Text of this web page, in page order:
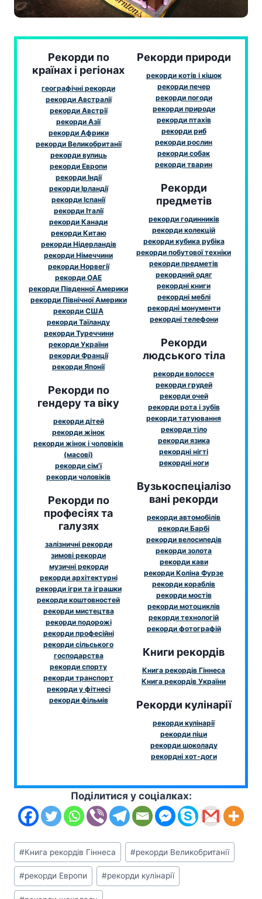
Рекорди по
країнах і регіонах
географічні рекорди
рекорди Австралії
рекорди Австрії
рекорди Азії
рекорди Африки
рекорди Великобританії
рекорди вулиць
рекорди Европи
рекорди Індії
рекорди Ірландії
рекорди Іспанії
рекорди Італії
рекорди Канади
рекорди Китаю
рекорди Нідерландів
рекорди Німеччини
рекорди Норвегії
рекорди ОАЕ
рекорди Південної Америки
рекорди Північної Америки
рекорди США
рекорди Таїланду
рекорди Туреччини
рекорди України
рекорди Франції
рекорди Японії
Рекорди по
гендеру та віку
рекорди дітей
рекорди жінок
рекорди жінок і чоловіків
(масові)
рекорди сім'ї
рекорди чоловіків
Рекорди по
професіях та
галузях
залізничні рекорди
зимові рекорди
музичні рекорди
рекорди архітектурні
рекорди ігри та іграшки
рекорди коштовностей
рекорди мистецтва
рекорди подорожі
рекорди професійні
рекорди сільського
господарства
рекорди спорту
рекорди транспорт
рекорди у фітнесі
рекорди фільмів
Рекорди природи
рекорди котів і кішок
рекорди печер
рекорди погоди
рекорди природи
рекорди птахів
рекорди риб
рекорди рослин
рекорди собак
рекорди тварин
Рекорди
предметів
рекорди годинників
рекорди колекцій
рекорди кубика рубіка
рекорди побутової техніки
рекорди предметів
рекордний одяг
рекордні книги
рекордні меблі
рекордні монументи
рекордні телефони
Рекорди
людського тіла
рекорди волосся
рекорди грудей
рекорди очей
рекорди рота і зубів
рекорди татуювання
рекорди тіло
рекорди язика
рекордні нігті
рекордні ноги
Вузькоспеціалізо
вані рекорди
рекорди автомобілів
рекорди Барбі
рекорди велосипедів
рекорди золота
рекорди кави
рекорди Коліна Фурзе
рекорди кораблів
рекорди мостів
рекорди мотоциклів
рекорди технологій
рекорди фотографій
Книги рекордів
Книга рекордів Гіннеса
Книга рекордів України
Рекорди кулінарії
рекорди кулінарії
рекорди піци
рекорди шоколаду
рекордні хот-доги
Поділитися у соціалках:
Позначки
запису:
#Книга рекордів Гіннеса #рекорди Великобританії
#рекорди Европи #рекорди кулінарії